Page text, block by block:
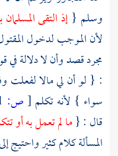
وسلم {إذ التقى
لأن الموجب لدخول
مجرد قصد وأن لا دلالة في
: { لو أن لي مالا لفعلت
سواء } لأنه تكلم [ص:
قال : {ما لم تعمل به أو
المسألة كلام كثير واحتيج